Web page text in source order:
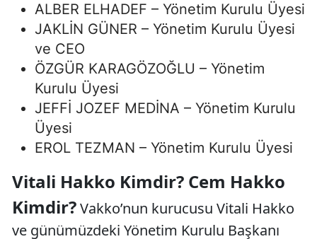
ALBER ELHADEF – Yönetim Kurulu Üyesi
JAKLİN GÜNER – Yönetim Kurulu Üyesi
ve CEO
ÖZGÜR KARAGÖZOĞLU – Yönetim
Kurulu Üyesi
JEFFİ JOZEF MEDİNA – Yönetim Kurulu
Üyesi
EROL TEZMAN – Yönetim Kurulu Üyesi
Vitali Hakko Kimdir? Cem Hakko
Kimdir?Vakko’nun kurucusu Vitali Hakko
ve günümüzdeki Yönetim Kurulu Başkanı